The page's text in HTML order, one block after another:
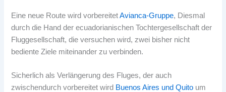
Eine neue Route wird vorbereitetAvianca-Gruppe, Diesmal
durch die Hand der ecuadorianischen Tochtergesellschaft der
Fluggesellschaft, die versuchen wird, zwei bisher nicht
bediente Ziele miteinander zu verbinden.
Sicherlich als Verlängerung des Fluges, der auch
zwischendurch vorbereitet wird Buenos Aires und Quito um